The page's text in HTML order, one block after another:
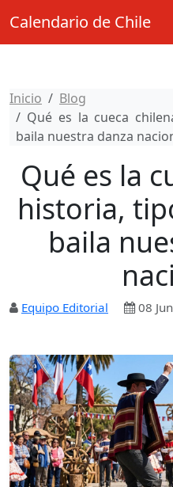
Calendario de Chile
Inicio
Blog
Qué es la cueca
baila nuestra danza
Qué es la
historia,
baila
Equipo Editorial 08